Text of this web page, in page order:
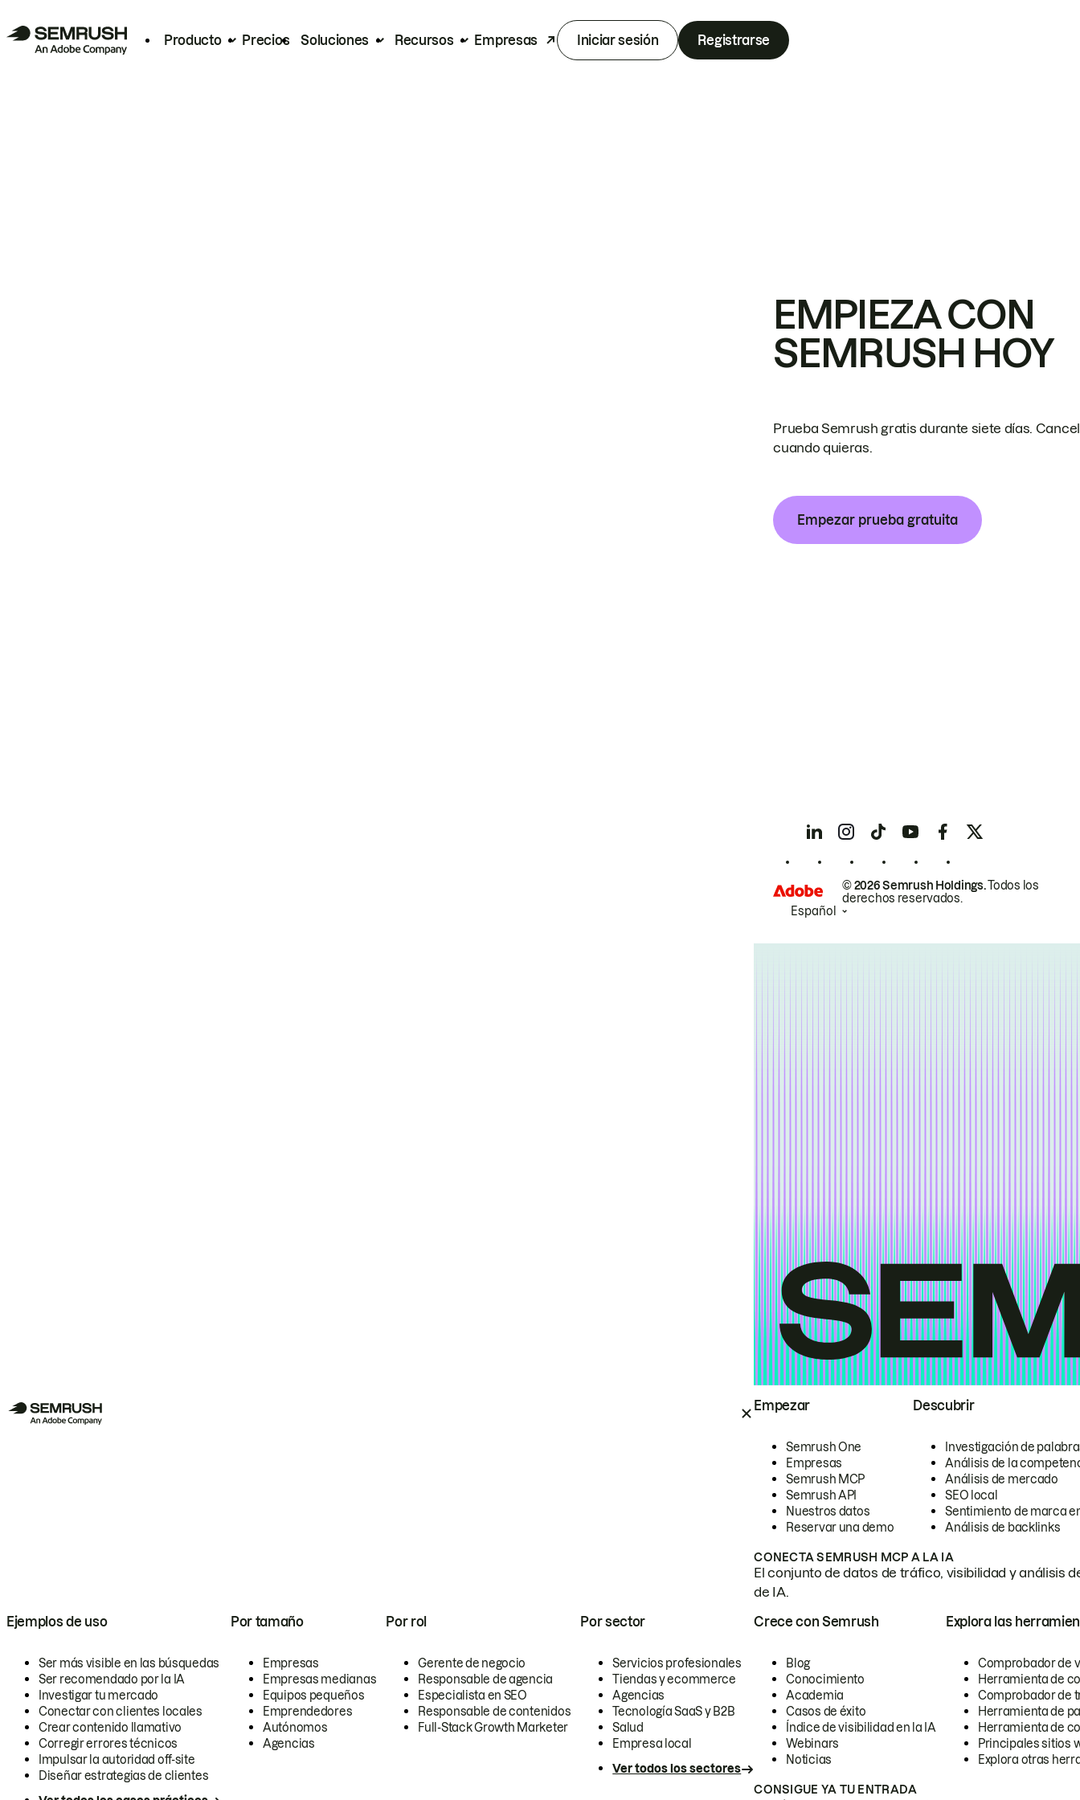
Producto Precios Soluciones Recursos Empresas Iniciar sesión Registrarse
Empezar
Semrush One
Empresas
Semrush MCP
Semrush API
Nuestros datos
Reservar una demo
Descubrir
Investigación de
Análisis de la
Análisis de mercado
SEO local
Sentimiento de marca
Análisis de backlinks
CONECTA SEMRUSH MCP A LA IA
El conjunto de datos de tráfico, visibilidad y análisis
de IA.
Ejemplos de uso
Ser más visible en las búsquedas
Ser recomendado por la IA
Investigar tu mercado
Conectar con clientes locales
Crear contenido llamativo
Corregir errores técnicos
Impulsar la autoridad off-site
Diseñar estrategias de clientes
Por tamaño
Empresas
Empresas medianas
Equipos pequeños
Emprendedores
Autónomos
Agencias
Por rol
Gerente de negocio
Responsable de agencia
Especialista en SEO
Responsable de contenidos
Full-Stack Growth Marketer
Por sector
Servicios profesionales
Tiendas y ecommerce
Agencias
Tecnología SaaS y B2B
Salud
Empresa local
Ver todos los sectores
Crece con Semrush
Blog
Conocimiento
Academia
Casos de éxito
Índice de visibilidad en la IA
Webinars
Noticias
Explora las
Comprobador de
Herramienta de
Comprobador de
Herramienta de
Herramienta de
Principales sitios
Explora otras
CONSIGUE YA TU ENTRADA
EMPIEZA CON
SEMRUSH HOY
Prueba Semrush gratis durante siete días.
cuando quieras.
Empezar prueba gratuita
© 2026 Semrush Holdings.Todos los
derechos reservados.
Español